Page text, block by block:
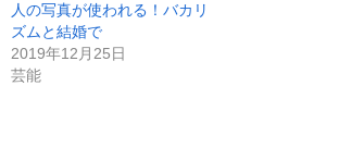
人の写真が使われる！バカリ
ズムと結婚で
2019年12月25日
芸能